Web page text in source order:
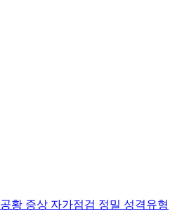
공황 증상 자가점검 정밀 성격유형